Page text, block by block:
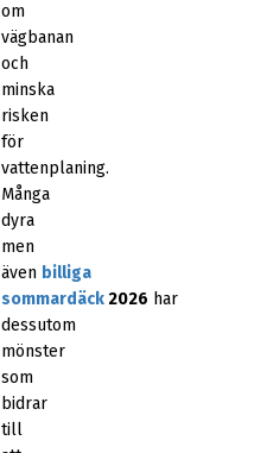
om
vägbanan
och
minska
risken
för
vattenplaning.
Många
dyra
men
även billiga
sommardäck2026 har
dessutom
mönster
som
bidrar
till